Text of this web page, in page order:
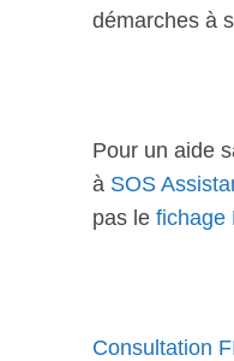
démarches à
Pour un aide
à SOS
pas le fichage
Consultation